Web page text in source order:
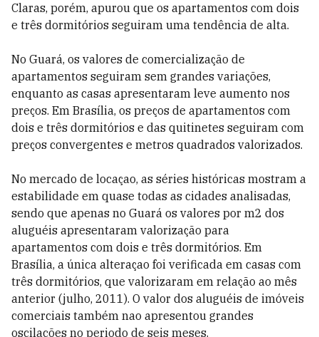
Claras, porém, apurou que os apartamentos com dois
e três dormitórios seguiram uma tendência de alta.
No Guará, os valores de comercialização de
apartamentos seguiram sem grandes variações,
enquanto as casas apresentaram leve aumento nos
preços. Em Brasília, os preços de apartamentos com
dois e três dormitórios e das quitinetes seguiram com
preços convergentes e metros quadrados valorizados.
No mercado de locaçao, as séries históricas mostram a
estabilidade em quase todas as cidades analisadas,
sendo que apenas no Guará os valores por m2 dos
aluguéis apresentaram valorização para
apartamentos com dois e três dormitórios. Em
Brasília, a única alteraçao foi verificada em casas com
três dormitórios, que valorizaram em relação ao mês
anterior (julho, 2011). O valor dos aluguéis de imóveis
comerciais também nao apresentou grandes
oscilacões no periodo de seis meses.